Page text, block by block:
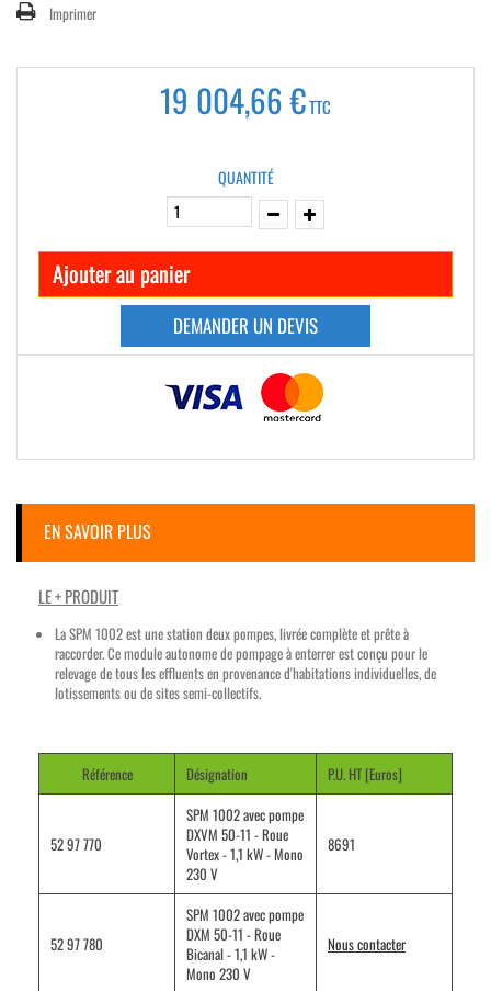
Imprimer
19 004,66 €TTC
QUANTITÉ
Ajouter au panier
DEMANDER UN DEVIS
EN SAVOIR PLUS
LE + PRODUIT
La SPM 1002 est une station deux pompes, livrée complète et prête à
raccorder. Ce module autonome de pompage à enterrer est conçu pour le
relevage de tous les effluents en provenance d'habitations individuelles, de
lotissements ou de sites semi-collectifs.
Référence Désignation P.U. HT [Euros]
52 97 770
SPM 1002 avec pompe
DXVM 50-11 - Roue
Vortex - 1,1 kW - Mono
230 V
8691
52 97 780
SPM 1002 avec pompe
DXM 50-11 - Roue
Bicanal - 1,1 kW -
Mono 230 V
Nous contacter